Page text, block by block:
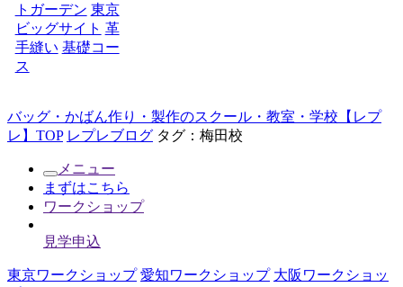
トガーデン 東京
ビッグサイト 革
手縫い 基礎コー
ス
バッグ・かばん作り・製作のスクール・教室・学校【レプ
レ】TOP レプレブログ タグ：梅田校
メニュー
まずはこちら
ワークショップ
見学申込
東京ワークショップ 愛知ワークショップ 大阪ワークショッ